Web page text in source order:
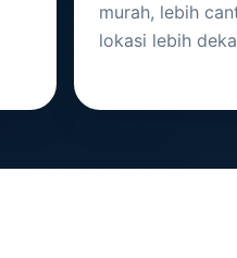
murah, lebih
lokasi lebih